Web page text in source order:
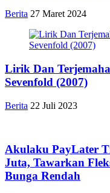
Berita 27 Maret 2024
Lirik Dan
Sevenfold (2007)
Berita 22 Juli 2023
Akulaku PayLater
Juta, Tawarkan
Bunga Rendah